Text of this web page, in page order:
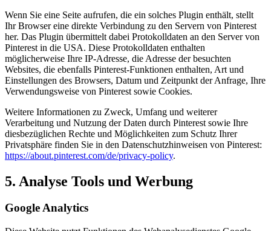
Wenn Sie eine Seite aufrufen, die ein solches Plugin enthält, stellt
Ihr Browser eine direkte Verbindung zu den Servern von Pinterest
her. Das Plugin übermittelt dabei Protokolldaten an den Server von
Pinterest in die USA. Diese Protokolldaten enthalten
möglicherweise Ihre IP-Adresse, die Adresse der besuchten
Websites, die ebenfalls Pinterest-Funktionen enthalten, Art und
Einstellungen des Browsers, Datum und Zeitpunkt der Anfrage, Ihre
Verwendungsweise von Pinterest sowie Cookies.
Weitere Informationen zu Zweck, Umfang und weiterer
Verarbeitung und Nutzung der Daten durch Pinterest sowie Ihre
diesbezüglichen Rechte und Möglichkeiten zum Schutz Ihrer
Privatsphäre finden Sie in den Datenschutzhinweisen von Pinterest:
https://about.pinterest.com/de/privacy-policy.
5. Analyse Tools und Werbung
Google Analytics